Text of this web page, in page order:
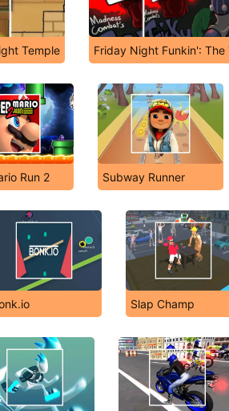
Temple Friday Night Funkin': The
Run 2 Subway Runner
Slap Champ